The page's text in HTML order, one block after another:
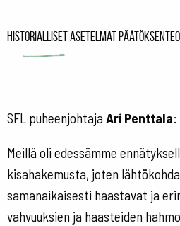
Historialliset asetelmat
SFL puheenjohtaja Ari Penttala:
Meillä oli edessämme
kisahakemusta, joten
samanaikaisesti haastavat ja
vahvuuksien ja haasteiden